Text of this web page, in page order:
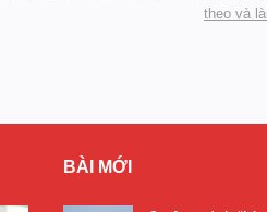
theo và
BÀI MỚI